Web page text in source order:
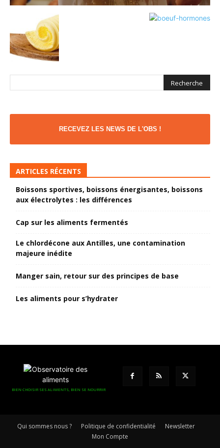
RECEVEZ LES NEWS DE L'OBS !
ARTICLES RÉCENTS
Boissons sportives, boissons énergisantes, boissons
aux électrolytes : les différences
Cap sur les aliments fermentés
Le chlordécone aux Antilles, une contamination
majeure inédite
Manger sain, retour sur des principes de base
Les aliments pour s’hydrater
BIEN CHOISIR SES ALIMENTS, BIEN SE NOURRIR
Qui sommes nous ? Politique de confidentialité
Newsletter
Mon Compte